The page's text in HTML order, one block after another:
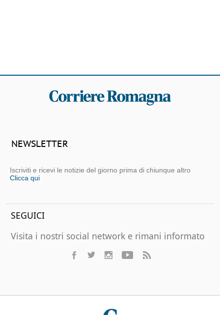
NEWSLETTER
Iscriviti e ricevi le notizie del giorno prima di chiunque altro
Clicca qui
SEGUICI
Visita i nostri social network e rimani informato